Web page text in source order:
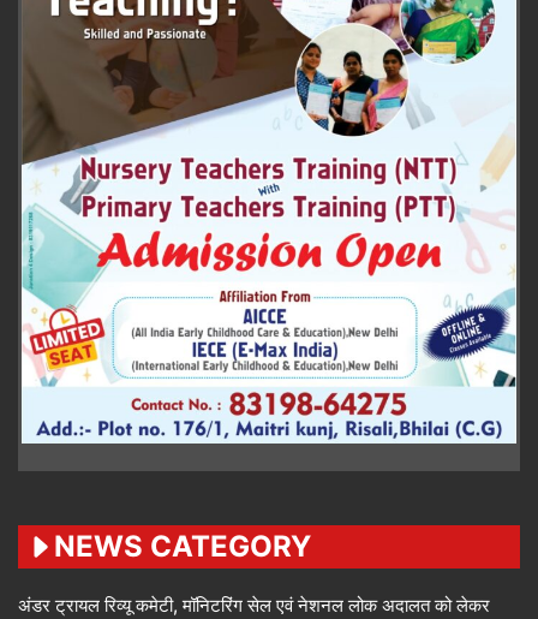
NEWS CATEGORY
अंडर ट्रायल रिव्यू कमेटी, मॉनिटरिंग सेल एवं नेशनल लोक अदालत को लेकर